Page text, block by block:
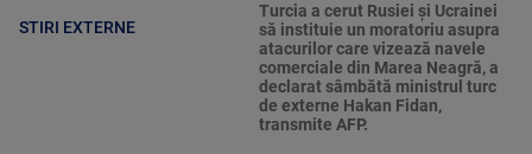
STIRI EXTERNE
Turcia a cerut Rusiei și Ucrainei
să instituie un moratoriu asupra
atacurilor care vizează navele
comerciale din Marea Neagră, a
declarat sâmbătă ministrul turc
de externe Hakan Fidan,
transmite AFP.